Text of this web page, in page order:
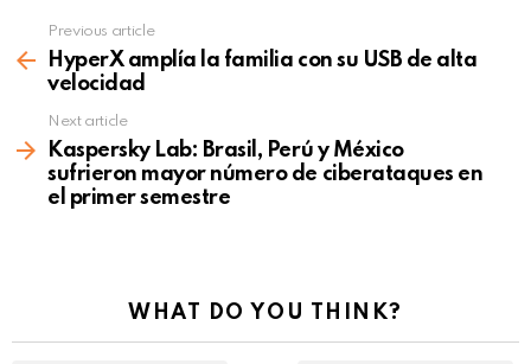
more
Previous article
HyperX amplía la familia con su USB de alta
velocidad
Next article
Kaspersky Lab: Brasil, Perú y México
sufrieron mayor número de ciberataques en
el primer semestre
WHAT DO YOU THINK?